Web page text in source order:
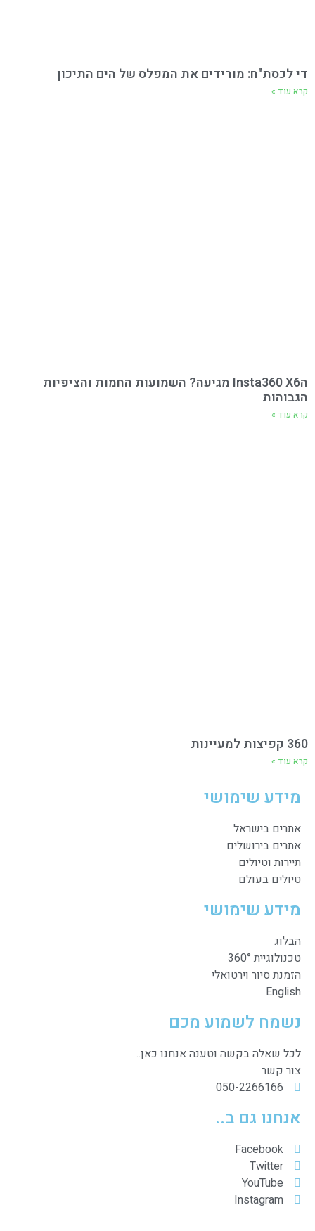
די לכסת"ח: מורידים את המפלס של הים התיכון
קרא עוד »
הInsta360 X6 מגיעה? השמועות החמות והציפיות
הגבוהות
קרא עוד »
360 קפיצות למעיינות
קרא עוד »
מידע שימושי
אתרים בישראל
אתרים בירושלים
תיירות וטיולים
טיולים בעולם
מידע שימושי
הבלוג
טכנולוגיית 360°
הזמנת סיור וירטואלי
English
נשמח לשמוע מכם
לכל שאלה בקשה וטענה אנחנו כאן..
צור קשר
050-2266166
אנחנו גם ב..
Facebook
Twitter
YouTube
Instagram